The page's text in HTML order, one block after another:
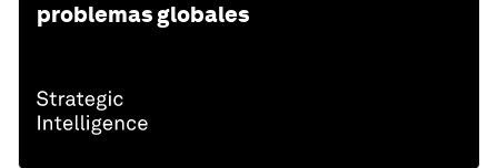
problemas globales